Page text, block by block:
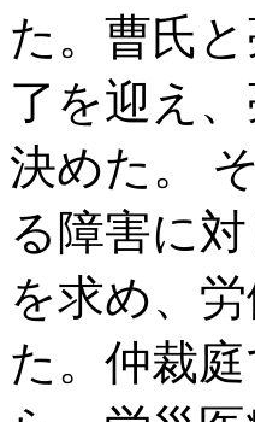
た。曹氏
了を迎え
決めた。
る障害に
を求め、
た。仲裁